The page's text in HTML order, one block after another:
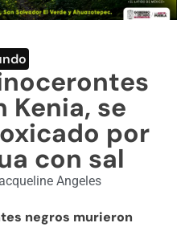
SECTION
Kenia, se
por
con sal
Angeles
negros murieron